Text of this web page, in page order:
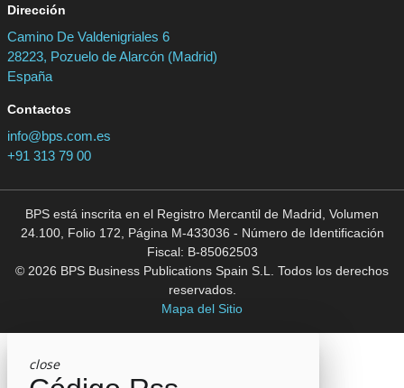
Dirección
Camino De Valdenigriales 6
28223, Pozuelo de Alarcón (Madrid)
España
Contactos
info@bps.com.es
+91 313 79 00
BPS está inscrita en el Registro Mercantil de Madrid, Volumen
24.100, Folio 172, Página M-433036 - Número de Identificación
Fiscal: B-85062503
© 2026 BPS Business Publications Spain S.L. Todos los derechos
reservados.
Mapa del Sitio
close